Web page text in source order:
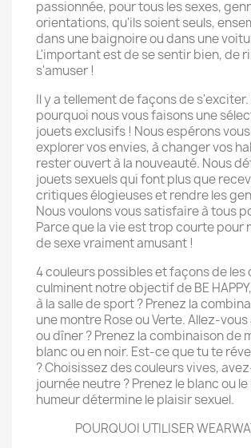
passionnée, pour tous les sexes,
orientations, qu'ils soient seuls,
dans une baignoire ou dans une
L'important est de se sentir bien, de
s'amuser !
Il y a tellement de façons de
pourquoi nous vous faisons une
jouets exclusifs ! Nous espérons
explorer vos envies, à changer vos
rester ouvert à la nouveauté. Nous
jouets sexuels qui font plus que
critiques élogieuses et rendre les
Nous voulons vous satisfaire à tous
Parce que la vie est trop courte pour
de sexe vraiment amusant !
4 couleurs possibles et façons de les
culminent notre objectif de BE
à la salle de sport ? Prenez la
une montre Rose ou Verte. Allez-
ou dîner ? Prenez la combinaison de
blanc ou en noir. Est-ce que tu te
? Choisissez des couleurs vives,
journée neutre ? Prenez le blanc ou
humeur détermine le plaisir sexuel.
POURQUOI UTILISER